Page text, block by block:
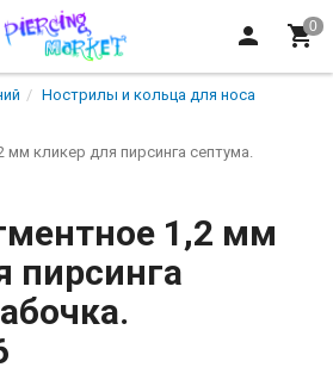
Нострилы и кольца для носа
мм кликер для пирсинга септума.
1,2 мм
пирсинга